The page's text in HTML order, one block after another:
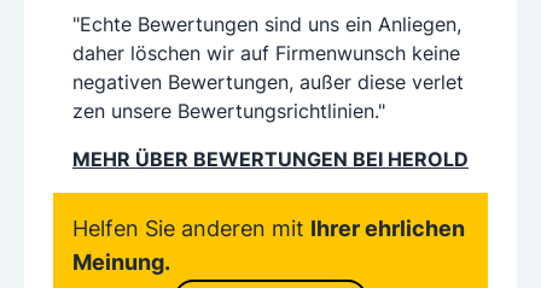
"Echte Bewertungen sind uns ein Anliegen,
daher löschen wir auf Firmenwunsch keine
negativen Bewertungen, außer diese verlet
zen unsere Bewertungsrichtlinien."
MEHR ÜBER BEWERTUNGEN BEI HEROLD
Helfen Sie anderen mit Ihrer ehrlichen
Meinung.